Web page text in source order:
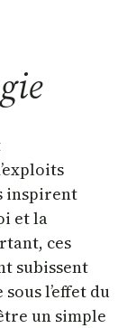
inspirent
et la
ces
subissent
l’effet du
un simple